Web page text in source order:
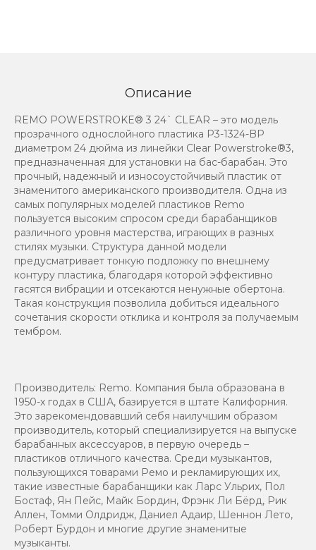
Описание
REMO POWERSTROKE® 3 24` CLEAR – это модель
прозрачного однослойного пластика P3-1324-BP
диаметром 24 дюйма из линейки Clear Powerstroke®3,
предназначенная для установки на бас-барабан. Это
прочный, надежный и износоустойчивый пластик от
знаменитого американского производителя. Одна из
самых популярных моделей пластиков Remo
пользуется высоким спросом среди барабанщиков
различного уровня мастерства, играющих в разных
стилях музыки. Структура данной модели
предусматривает тонкую подложку по внешнему
контуру пластика, благодаря которой эффективно
гасятся вибрации и отсекаются ненужные обертона.
Такая конструкция позволила добиться идеального
сочетания скорости отклика и контроля за получаемым
тембром.
Производитель: Remo. Компания была образована в
1950-х годах в США, базируется в штате Калифорния.
Это зарекомендовавший себя наилучшим образом
производитель, который специализируется на выпуске
барабанных аксессуаров, в первую очередь –
пластиков отличного качества. Среди музыкантов,
пользующихся товарами Ремо и рекламирующих их,
такие известные барабанщики как Ларс Ульрих, Пол
Бостаф, Ян Пейс, Майк Бордин, Фрэнк Ли Бёрд, Рик
Аллен, Томми Олдридж, Даниел Адаир, Шеннон Лето,
Роберт Бурдон и многие другие знаменитые
музыканты.